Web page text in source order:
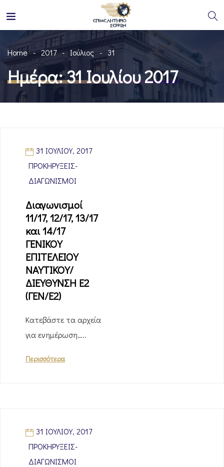
Home 2017 Ιούλιος 31
Ημέρα:31 Ιουλίου 2017
31 ΙΟΥΛΊΟΥ, 2017
ΠΡΟΚΗΡΎΞΕΙΣ-
ΔΙΑΓΩΝΙΣΜΟΊ
Διαγωνισμοί
11/17, 12/17, 13/17
και 14/17
ΓΕΝΙΚΟΥ
ΕΠΙΤΕΛΕΙΟΥ
ΝΑΥΤΙΚΟΥ/
ΔΙΕΥΘΥΝΣΗ Ε2
(ΓΕΝ/Ε2)
Κατεβάστε τα αρχεία
για ενημέρωση…..
Περισσότερα
31 ΙΟΥΛΊΟΥ, 2017
ΠΡΟΚΗΡΎΞΕΙΣ-
ΔΙΑΓΩΝΙΣΜΟΊ